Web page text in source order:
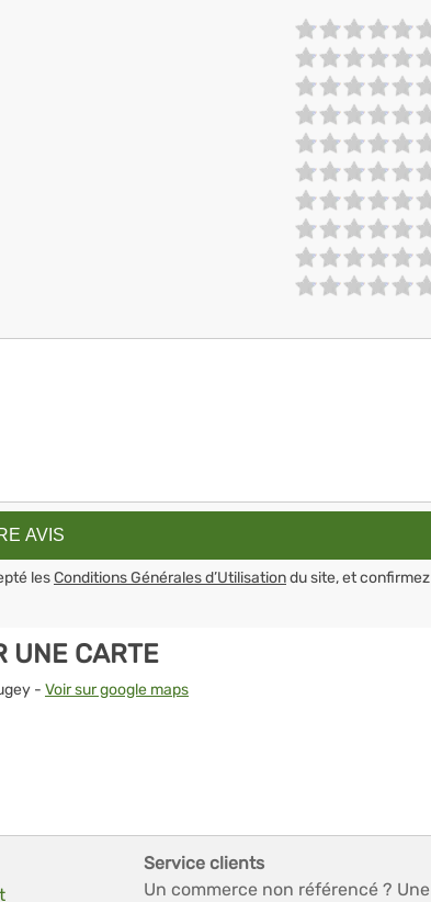
lesConditions Générales d’Utilisationdu site, et confirmez
UNE CARTE
- Voir sur google maps
Service clients
Un commerce non référencé ? Une